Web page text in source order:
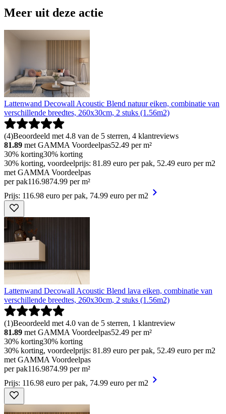
Meer uit deze actie
Lattenwand Decowall Acoustic Blend natuur eiken, combinatie van
verschillende breedtes, 260x30cm, 2 stuks (1.56m2)
(4)Beoordeeld met 4.8 van de 5 sterren, 4 klantreviews
81.89 met GAMMA Voordeelpas52.49 per m²
30% korting30% korting
30% korting, voordeelprijs: 81.89 euro per pak, 52.49 euro per m2
met GAMMA Voordeelpas
per pak116.9874.99 per m²
Prijs: 116.98 euro per pak, 74.99 euro per m2
Lattenwand Decowall Acoustic Blend lava eiken, combinatie van
verschillende breedtes, 260x30cm, 2 stuks (1.56m2)
(1)Beoordeeld met 4.0 van de 5 sterren, 1 klantreview
81.89 met GAMMA Voordeelpas52.49 per m²
30% korting30% korting
30% korting, voordeelprijs: 81.89 euro per pak, 52.49 euro per m2
met GAMMA Voordeelpas
per pak116.9874.99 per m²
Prijs: 116.98 euro per pak, 74.99 euro per m2